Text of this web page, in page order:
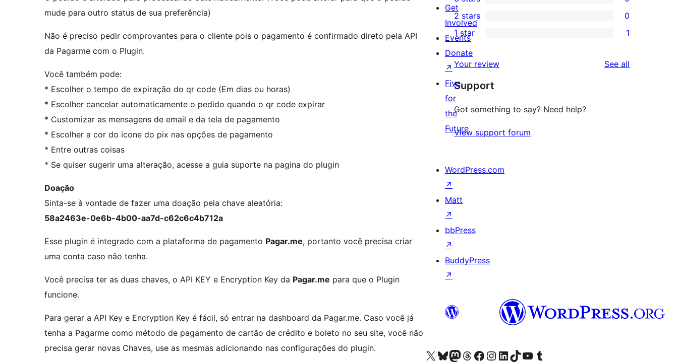
mude para outro status de sua preferência)
Não é preciso pedir comprovantes para o cliente pois o pagamento é confirmado direto pela API
da Pagarme com o Plugin.
Você também pode:
* Escolher o tempo de expiração do qr code (Em dias ou horas)
* Escolher cancelar automaticamente o pedido quando o qr code expirar
* Customizar as mensagens de email e da tela de pagamento
* Escolher a cor do icone do pix nas opções de pagamento
* Entre outras coisas
* Se quiser sugerir uma alteração, acesse a guia suporte na pagina do plugin
Doação
Sinta-se à vontade de fazer uma doação pela chave aleatória:
58a2463e-0e6b-4b00-aa7d-c62c6c4b712a
Esse plugin é integrado com a plataforma de pagamento Pagar.me, portanto você precisa criar
uma conta caso não tenha.
Você precisa ter as duas chaves, o API KEY e Encryption Key da Pagar.me para que o Plugin
funcione.
Para gerar a API Key e Encryption Key é fácil, só entrar na dashboard da Pagar.me. Caso você já
tenha a Pagarme como método de pagamento de cartão de crédito e boleto no seu site, você não
precisa gerar novas Chaves, use as mesmas adicionando nas configurações do plugin.
reviews
4-
star
reviews
0
3-
star
reviews
0
2-
star
reviews
2 stars 0
1
1-
star
review
1 star 1
Your review See all
Support
Got something to say? Need help?
View support forum
Get
Involved
Events
Donate
↗
Five
for
the
Future
WordPress.com
↗
Matt
↗
bbPress
↗
BuddyPress
↗
Visit our X (formerly Twitter) account
Visit our Bluesky account
Visit our Mastodon account
Visit our Threads account
Visit our Facebook page
Visit our Instagram account
Visit our LinkedIn account
Visit our TikTok account
Visit our YouTube channel
Visit our Tumblr account